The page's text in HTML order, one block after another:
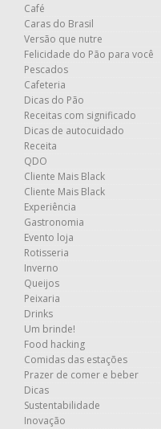
Café
Caras do Brasil
Versão que nutre
Felicidade do Pão para você
Pescados
Cafeteria
Dicas do Pão
Receitas com significado
Dicas de autocuidado
Receita
QDO
Cliente Mais Black
Cliente Mais Black
Experiência
Gastronomia
Evento loja
Rotisseria
Inverno
Queijos
Peixaria
Drinks
Um brinde!
Food hacking
Comidas das estações
Prazer de comer e beber
Dicas
Sustentabilidade
Inovação